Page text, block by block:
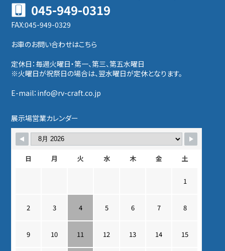
045-949-0319
FAX:045-949-0329
お車のお問い合わせはこちら
定休日：毎週火曜日・第一、第三、第五水曜日
※火曜日が祝祭日の場合は、翌水曜日が定休となります。
E-mail：info@rv-craft.co.jp
展示場営業カレンダー
日 月 火 水 木 金 土
1
2 3 4 5 6 7 8
9 10 11 12 13 14 15